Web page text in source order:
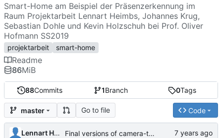
88Commits 1Branch 0Tags
master Go to file Code
Lennart Heimbs Final versions of camera-tools
Smart-Home am Beispiel der Präsenzerkennung im
Raum Projektarbeit Lennart Heimbs, Johannes Krug,
Sebastian Dohle und Kevin Holzschuh bei Prof. Oliver
Hofmann SS2019
projektarbeit smart-home
Readme
86MiB